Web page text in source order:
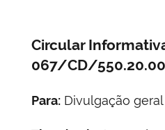
Circular
067/CD/
Para: Divulgação geral